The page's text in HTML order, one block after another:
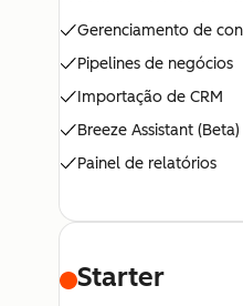
Gerenciamento de
Pipelines de negócios
Importação de CRM
Breeze Assistant (Beta)
Painel de relatórios
Starter